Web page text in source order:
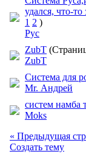
удался, что-то
1 2 )
Рус
ZubT
ZubT
Система для
Mr. Андрей
систем намба
Moks
« Предыдущая
Создать тему